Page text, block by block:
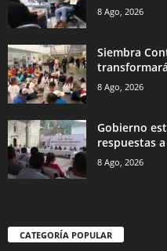
8 Ago, 2026
Siembra
8 Ago, 2026
Gobierno
respuestas
8 Ago, 2026
CATEGORÍA POPULAR